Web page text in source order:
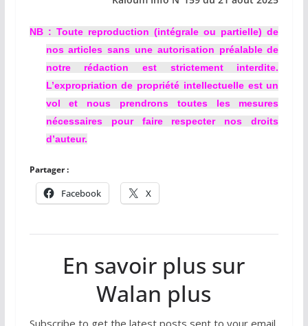
NB : Toute reproduction (intégrale ou partielle) de
nos articles sans une autorisation préalable de
notre rédaction est strictement interdite.
L’expropriation de propriété intellectuelle est un
vol et nous prendrons toutes les mesures
nécessaires pour faire respecter nos droits
d’auteur.
Partager :
Facebook X
En savoir plus sur
Walan plus